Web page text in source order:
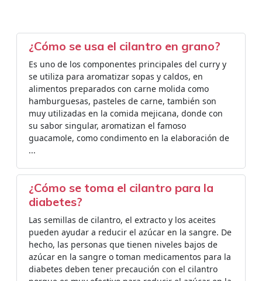
¿Cómo se usa el cilantro en grano?
Es uno de los componentes principales del curry y
se utiliza para aromatizar sopas y caldos, en
alimentos preparados con carne molida como
hamburguesas, pasteles de carne, también son
muy utilizadas en la comida mejicana, donde con
su sabor singular, aromatizan el famoso
guacamole, como condimento en la elaboración de
...
¿Cómo se toma el cilantro para la
diabetes?
Las semillas de cilantro, el extracto y los aceites
pueden ayudar a reducir el azúcar en la sangre. De
hecho, las personas que tienen niveles bajos de
azúcar en la sangre o toman medicamentos para la
diabetes deben tener precaución con el cilantro